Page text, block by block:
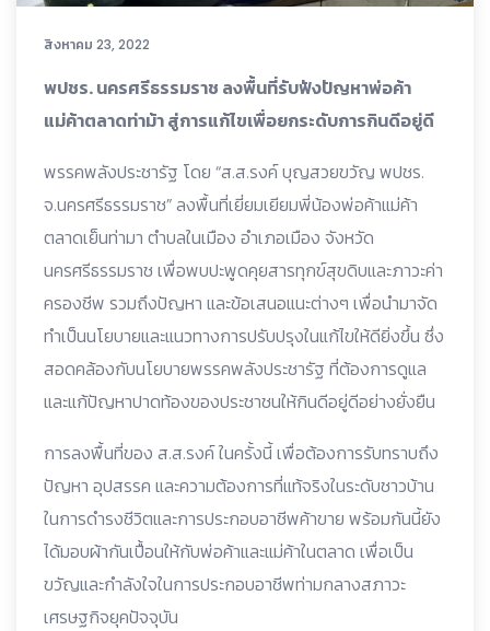
สิงหาคม 23, 2022
พปชร. นครศรีธรรมราช ลงพื้นที่รับฟังปัญหาพ่อค้า
แม่ค้าตลาดท่าม้า สู่การแก้ไขเพื่อยกระดับการกินดีอยู่ดี
พรรคพลังประชารัฐ โดย “ส.ส.รงค์ บุญสวยขวัญ พปชร.
จ.นครศรีธรรมราช” ลงพื้นที่เยี่ยมเยียมพี่น้องพ่อค้าแม่ค้า
ตลาดเย็นท่ามา ตำบลในเมือง อำเภอเมือง จังหวัด
นครศรีธรรมราช เพื่อพบปะพูดคุยสารทุกข์สุขดิบและภาวะค่า
ครองชีพ รวมถึงปัญหา และข้อเสนอแนะต่างๆ เพื่อนำมาจัด
ทำเป็นนโยบายและแนวทางการปรับปรุงในแก้ไขให้ดียิ่งขึ้น ซึ่ง
สอดคล้องกับนโยบายพรรคพลังประชารัฐ ที่ต้องการดูแล
และแก้ปัญหาปาดท้องของประชาชนให้กินดีอยู่ดีอย่างยั่งยืน
การลงพื้นที่ของ ส.ส.รงค์ ในครั้งนี้ เพื่อต้องการรับทราบถึง
ปัญหา อุปสรรค และความต้องการที่แท้จริงในระดับชาวบ้าน
ในการดำรงชีวิตและการประกอบอาชีพค้าขาย พร้อมกันนี้ยัง
ได้มอบผ้ากันเปื้อนให้กับพ่อค้าและแม่ค้าในตลาด เพื่อเป็น
ขวัญและกำลังใจในการประกอบอาชีพท่ามกลางสภาวะ
เศรษฐกิจยุคปัจจุบัน